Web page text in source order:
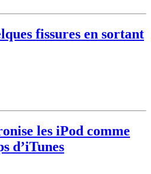
fissures en sortant
les iPod comme
d’iTunes